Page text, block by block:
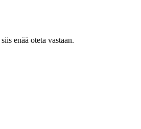
enää oteta vastaan.